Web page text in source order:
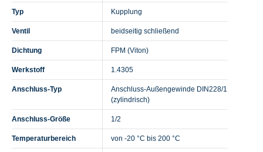
Typ Kupplung
Ventil beidseitig schließend
Dichtung FPM (Viton)
Werkstoff 1.4305
Anschluss-Typ
Anschluss-Außengewinde DIN228/1
(zylindrisch)
Anschluss-Größe 1/2
Temperaturbereich von -20 °C bis 200 °C